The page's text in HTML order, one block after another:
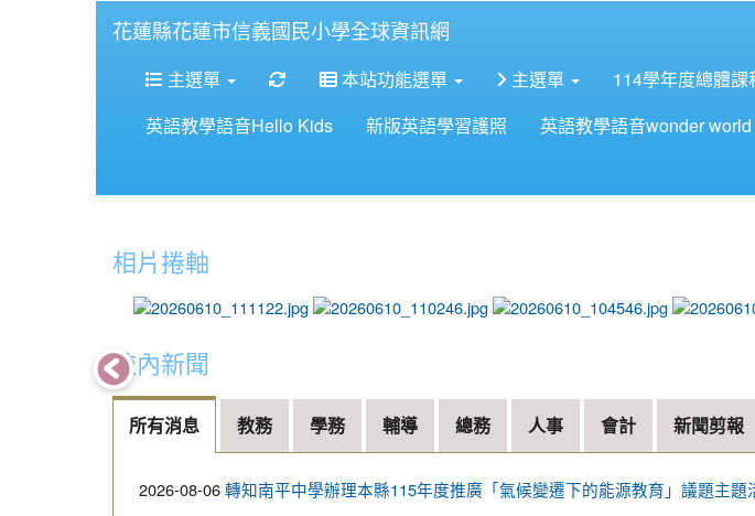
花蓮縣花蓮市信義國民小學全球資訊網
主選單 重新取得佈景設定
本站功能選單 主選單 114學年度總體課
英語教學語音Hello Kids
新版英語學習護照
英語教學語音wonder world
相片捲軸
photo-4535 photo-4534 photo-4533
校內新聞
所有消息 教務 學務 輔導 總務 人事 會計 新聞剪報
2026-08-06轉知南平中學辦理本縣115年度推廣「氣候變遷下的能源教育」議題主題